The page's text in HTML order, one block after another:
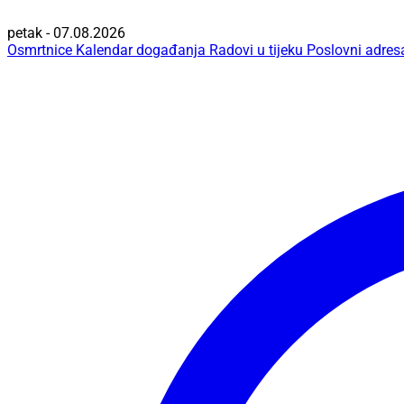
petak - 07.08.2026
Osmrtnice Kalendar događanja Radovi u tijeku Poslovni